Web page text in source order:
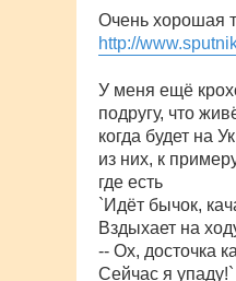
о
б
щ
е
и
Очень хорошая
http://
У меня ещё
подругу, что
когда будет на
из них, к
где есть
`Идёт бычок,
Вздыхает на
-- Ох, досточка
Сейчас я упаду!`